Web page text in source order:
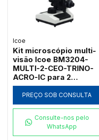
Icoe
Kit microscópio multi-
visão Icoe BM3204-
MULTI-2-CEO-TRINO-
ACRO-IC para 2
observadores com
campo escuro a óleo e
cabeçote trinocular
PREÇO SOB CONSULTA
Consulte-nos pelo
WhatsApp